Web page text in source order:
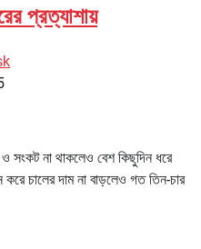
প্রত্যাশায়
ও সংকট না থাকলেও বেশ কিছুদিন ধরে
চালের দাম না বাড়লেও গত তিন-চার